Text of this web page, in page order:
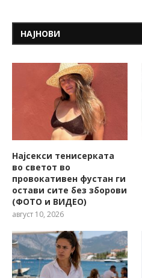
НАЈНОВИ
Најсекси тенисерката
во светот во
провокативен фустан ги
остави сите без зборови
(ФОТО и ВИДЕО)
август 10, 2026